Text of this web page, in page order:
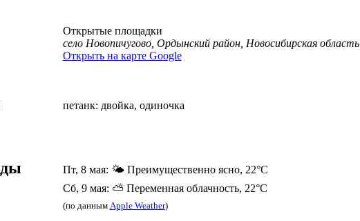
Открытые площадки
село Новопичугово, Ордынский район, Новосибирская область
Открыть на карте Google
петанк: двойка, одиночка
Пт, 8 мая: 🌤️ Преимущественно ясно, 22°C
Сб, 9 мая: ⛅ Переменная облачность, 22°C
(по данным Apple Weather)